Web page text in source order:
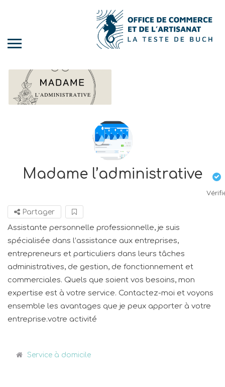
Madame l’administrative
Partager
Assistante personnelle professionnelle, je suis
spécialisée dans l’assistance aux entreprises,
entrepreneurs et particuliers dans leurs tâches
administratives, de gestion, de fonctionnement et
commerciales. Quels que soient vos besoins, mon
expertise est à votre service. Contactez-moi et voyons
ensemble les avantages que je peux apporter à votre
entreprise.votre activité
Service à domicile